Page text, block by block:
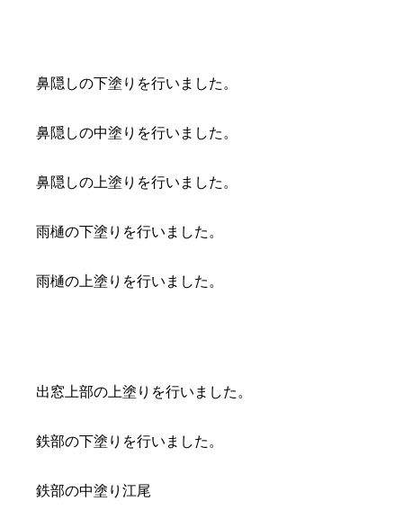
鼻隠しの下塗りを行いました。
鼻隠しの中塗りを行いました。
鼻隠しの上塗りを行いました。
雨樋の下塗りを行いました。
雨樋の上塗りを行いました。
出窓上部の上塗りを行いました。
鉄部の下塗りを行いました。
鉄部の中塗り江尾